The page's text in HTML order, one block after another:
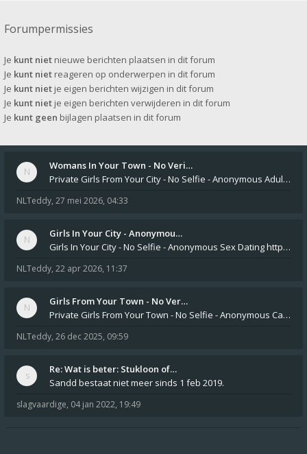
Forumpermissies
Je kunt niet nieuwe berichten plaatsen in dit forum
Je kunt niet reageren op onderwerpen in dit forum
Je kunt niet je eigen berichten wijzigen in dit forum
Je kunt niet je eigen berichten verwijderen in dit forum
Je kunt geen bijlagen plaatsen in dit forum
Womans In Your Town - No Veri…
Private Girls From Your City - No Selfie - Anonymous Adult Dating https://privatedates.live Private Girls In Your
NLTeddy, 27 mei 2026, 04:33
Girls In Your City - Anonymou…
Girls In Your City - No Selfie - Anonymous Sex Dating https://SecretPrivat.com Womens In Your Town - Anonymous S
NLTeddy, 22 apr 2026, 11:37
Girls From Your Town - No Ver…
Private Girls From Your Town - No Selfie - Anonymous Casual Dating https://PrivateLadyEscorts.com Private Lady In
NLTeddy, 26 dec 2025, 09:59
Re: Wat is beter: Stukloon of…
Sandd bestaat niet meer sinds 1 feb 2019.
slagvaardige, 04 jan 2022, 19:49